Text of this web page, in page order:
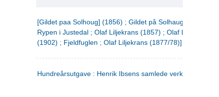
[Gildet paa Solhoug] (1856) ; Gildet på Solhaug (1883) ;
Rypen i Justedal ; Olaf Liljekrans (1857) ; Olaf Liljekrans
(1902) ; Fjeldfuglen ; Olaf Liljekrans (1877/78)]
Hundreårsutgave : Henrik Ibsens samlede verker. 3